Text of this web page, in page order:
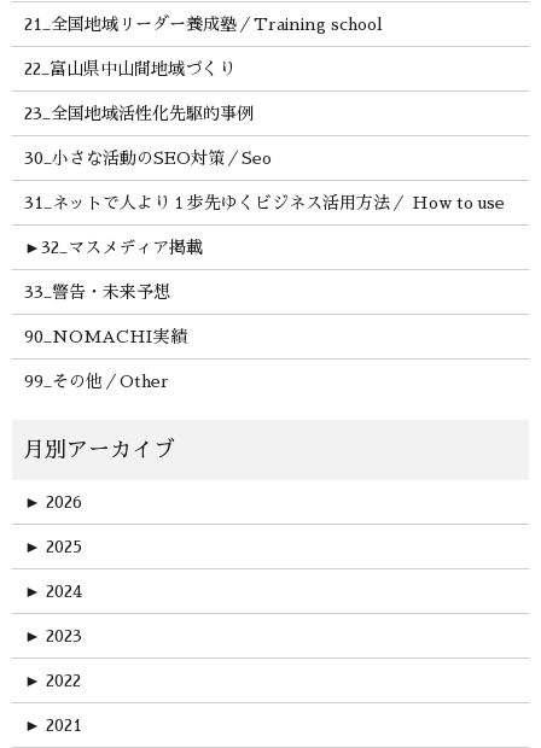
21_全国地域リーダー養成塾／Training school
22_富山県中山間地域づくり
23_全国地域活性化先駆的事例
30_小さな活動のSEO対策／Seo
31_ネットで人より１歩先ゆくビジネス活用方法／ How to use
► 32_マスメディア掲載
33_警告・未来予想
90_NOMACHI実績
99_その他／Other
► 2026
► 2025
► 2024
► 2023
► 2022
► 2021